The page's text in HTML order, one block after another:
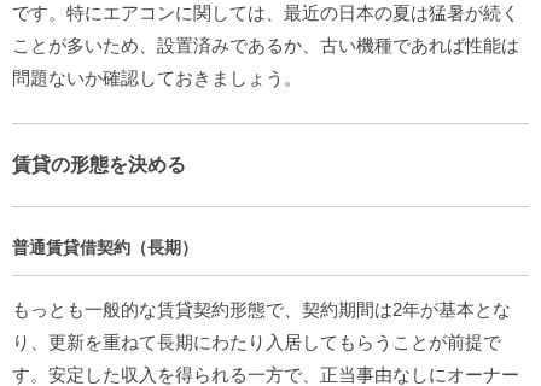
です。特にエアコンに関しては、最近の日本の夏は猛暑が続く
ことが多いため、設置済みであるか、古い機種であれば性能は
問題ないか確認しておきましょう。
賃貸の形態を決める
普通賃貸借契約（長期）
もっとも一般的な賃貸契約形態で、契約期間は2年が基本とな
り、更新を重ねて長期にわたり入居してもらうことが前提で
す。安定した収入を得られる一方で、正当事由なしにオーナー